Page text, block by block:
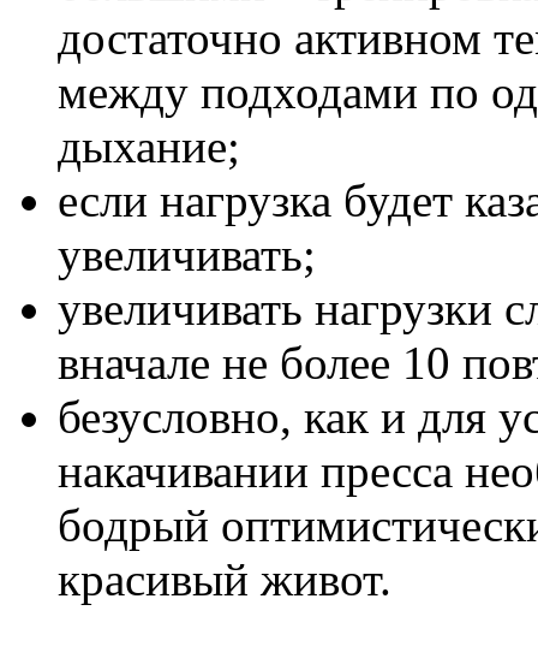
достаточно активном
между подходами по
дыхание;
если нагрузка будет
увеличивать;
увеличивать нагрузки
вначале не более 10
безусловно, как и для
накачивании пресса
бодрый
красивый живот.